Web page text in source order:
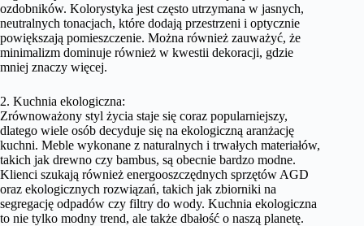
ozdobników. Kolorystyka jest często utrzymana w jasnych,
neutralnych tonacjach, które dodają przestrzeni i optycznie
powiększają pomieszczenie. Można również zauważyć, że
minimalizm dominuje również w kwestii dekoracji, gdzie
mniej znaczy więcej.
2. Kuchnia ekologiczna:
Zrównoważony styl życia staje się coraz popularniejszy,
dlatego wiele osób decyduje się na ekologiczną aranżację
kuchni. Meble wykonane z naturalnych i trwałych materiałów,
takich jak drewno czy bambus, są obecnie bardzo modne.
Klienci szukają również energooszczędnych sprzętów AGD
oraz ekologicznych rozwiązań, takich jak zbiorniki na
segregację odpadów czy filtry do wody. Kuchnia ekologiczna
to nie tylko modny trend, ale także dbałość o naszą planetę.